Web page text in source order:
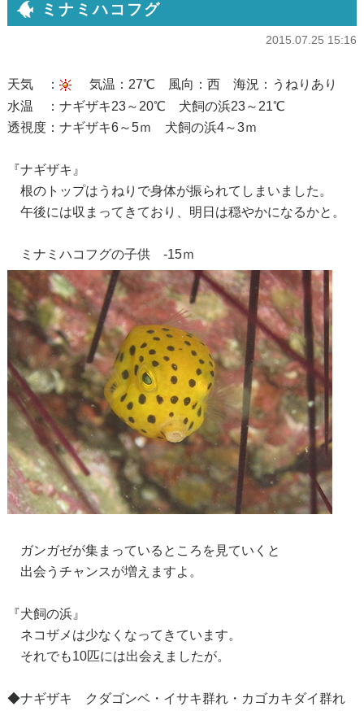
ミナミハコフグ
2015.07.25 15:16
天気 ：
気温：27℃ 風向：西 海況：うねりあり
水温 ：ナギザキ23～20℃ 犬飼の浜23～21℃
透視度：ナギザキ6～5ｍ 犬飼の浜4～3ｍ
『ナギザキ』
根のトップはうねりで身体が振られてしまいました。
午後には収まってきており、明日は穏やかになるかと。
ミナミハコフグの子供 -15ｍ
ガンガゼが集まっているところを見ていくと
出会うチャンスが増えますよ。
『犬飼の浜』
ネコザメは少なくなってきています。
それでも10匹には出会えましたが。
◆ナギザキ クダゴンベ・イサキ群れ・カゴカキダイ群れ